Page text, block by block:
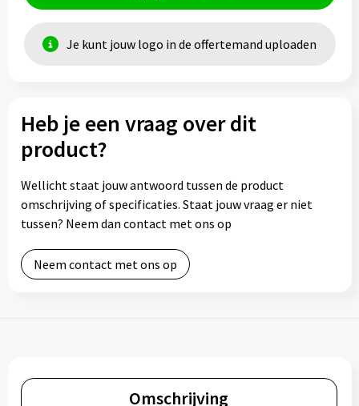
Je kunt jouw logo in de offertemand uploaden
Heb je een vraag over dit
product?
Wellicht staat jouw antwoord tussen de product
omschrijving of specificaties. Staat jouw vraag er niet
tussen? Neem dan contact met ons op
Neem contact met ons op
Omschrijving